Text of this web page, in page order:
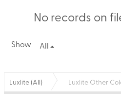
No records on
Show All
Luxlite (All) Luxlite Other